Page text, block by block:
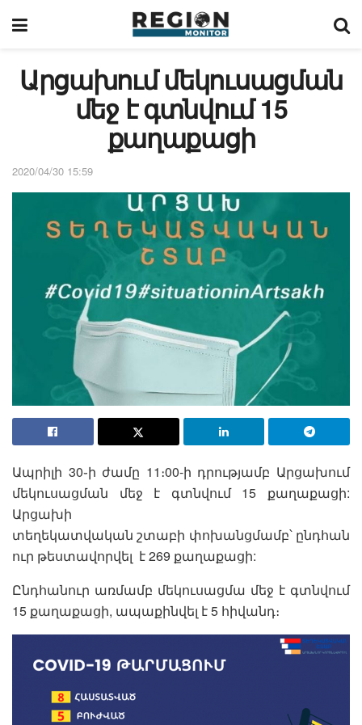
Արցախում մեկուսացման
մեջ է գտնվում 15
քաղաքացի
2020/04/30 15:59
Ապրիլի 30֊ի ժամը 11։00-ի դրությամբ Արցախում
մեկուսացման մեջ է գտնվում 15 քաղաքացի:
Արցախի
տեղեկատվական շտաբի փոխանցմամբ՝ ընդհան
ուր թեստավորվել է 269 քաղաքացի:
Ընդհանուր առմամբ մեկուսացմա մեջ է գտնվում
15 քաղաքացի, ապաքինվել է 5 հիվանդ։